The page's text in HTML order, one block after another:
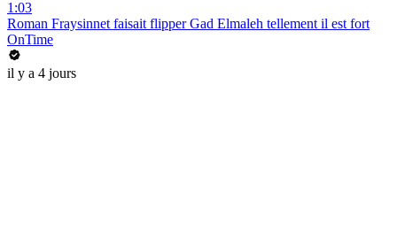
1:03
Roman Fraysinnet faisait flipper Gad Elmaleh tellement il est fort
OnTime
il y a 4 jours